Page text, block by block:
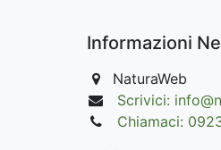
Informazioni
NaturaWeb
Scrivici:
Chiamaci: